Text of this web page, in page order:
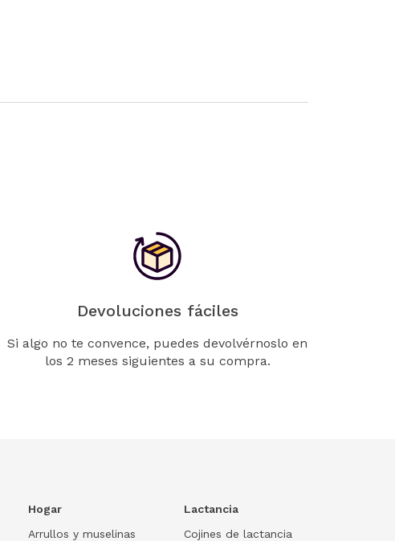
Devoluciones fáciles
Si algo no te convence, puedes devolvérnoslo en
los 2 meses siguientes a su compra.
Hogar
Arrullos y muselinas
Lactancia
Cojines de lactancia